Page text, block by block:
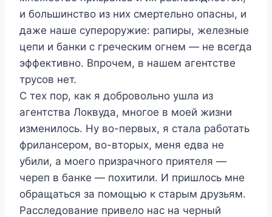
и большинство из них смертельно опасны, и
даже наше супероружие: рапиры, железные
цепи и банки с греческим огнем — не всегда
эффективно. Впрочем, в нашем агентстве
трусов нет.
С тех пор, как я добровольно ушла из
агентства Локвуда, многое в моей жизни
изменилось. Ну во-первых, я стала работать
фрилансером, во-вторых, меня едва не
убили, а моего призрачного приятеля —
череп в банке — похитили. И пришлось мне
обращаться за помощью к старым друзьям.
Расследование привело нас на черный